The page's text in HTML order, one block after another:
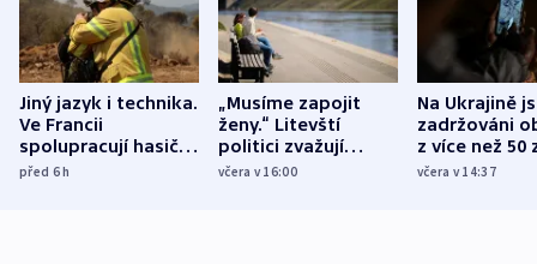
Jiný jazyk i technika.
Ve Francii
spolupracují hasiči z
různých zemí
před 6h
„Musíme zapojit
ženy.“ Litevští
politici zvažují
dohodu o
včera v 16:00
Na Ukrajině
zadržováni
z více než 50
Bojovali na
včera v 14:37